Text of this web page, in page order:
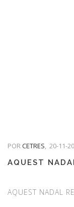
PORCETRES, 20-11-
AQUEST
AQUEST NADAL